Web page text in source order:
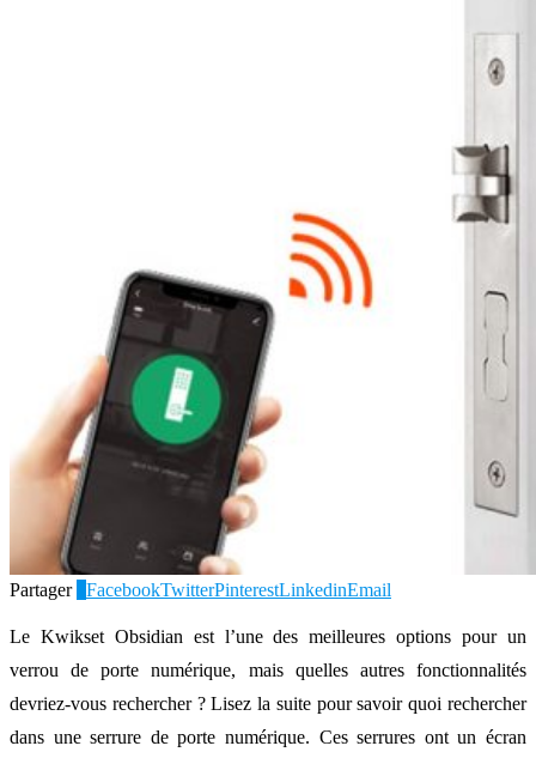
Partager FacebookTwitterPinterestLinkedinEmail
Le Kwikset Obsidian est l’une des meilleures options pour un
verrou de porte numérique, mais quelles autres fonctionnalités
devriez-vous rechercher ? Lisez la suite pour savoir quoi rechercher
dans une serrure de porte numérique. Ces serrures ont un écran